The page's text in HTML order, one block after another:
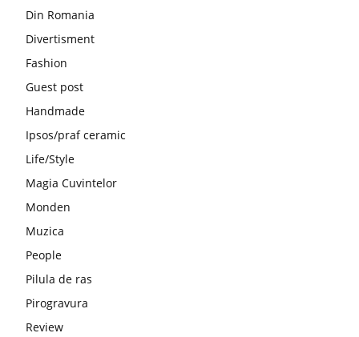
Din Romania
Divertisment
Fashion
Guest post
Handmade
Ipsos/praf ceramic
Life/Style
Magia Cuvintelor
Monden
Muzica
People
Pilula de ras
Pirogravura
Review